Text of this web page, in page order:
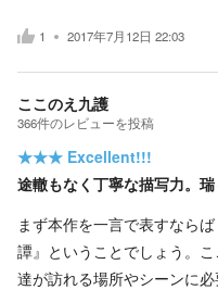
1 2017年7月12日 22:03
ここのえ九護
366件のレビューを投稿
★★★ Excellent!!!
途轍もなく丁寧な描写力。
まず本作を一言で表すなら
譚』ということでしょう。
達が訪れる場所やシーンに